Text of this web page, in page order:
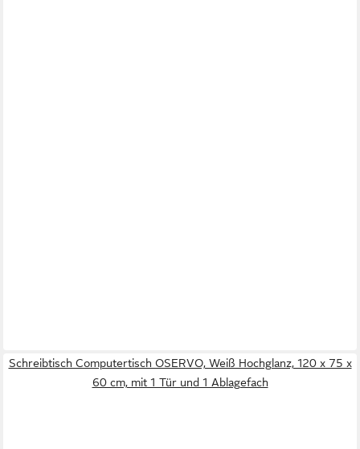
Schreibtisch Computertisch OSERVO, Weiß Hochglanz, 120 x 75 x
60 cm, mit 1 Tür und 1 Ablagefach